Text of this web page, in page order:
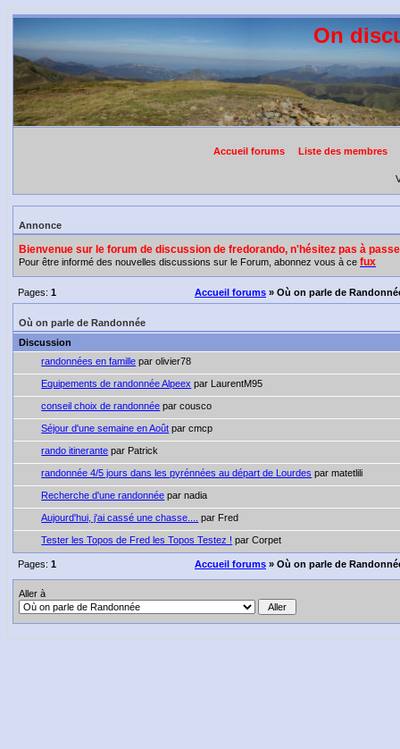
On
Accueil forums Liste des membres
Annonce
Bienvenue sur le forum de discussion de fredorando, n'hésitez pas à
Pour être informé des nouvelles discussions sur le Forum, abonnez vous à ce fux
Pages: 1 Accueil forums » Où on parle de
Où on parle de Randonnée
Discussion
randonnées en famille par olivier78
Equipements de randonnée Alpeex par LaurentM95
conseil choix de randonnée par cousco
Séjour d'une semaine en Août par cmcp
rando itinerante par Patrick
randonnée 4/5 jours dans les pyrénnées au départ de Lourdes par matetlili
Recherche d'une randonnée par nadia
Aujourd'hui, j'ai cassé une chasse.... par Fred
Tester les Topos de Fred les Topos Testez ! par Corpet
Pages: 1 Accueil forums » Où on parle de
Aller à